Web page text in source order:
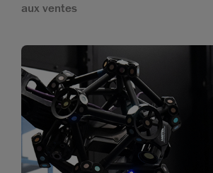
aux ventes